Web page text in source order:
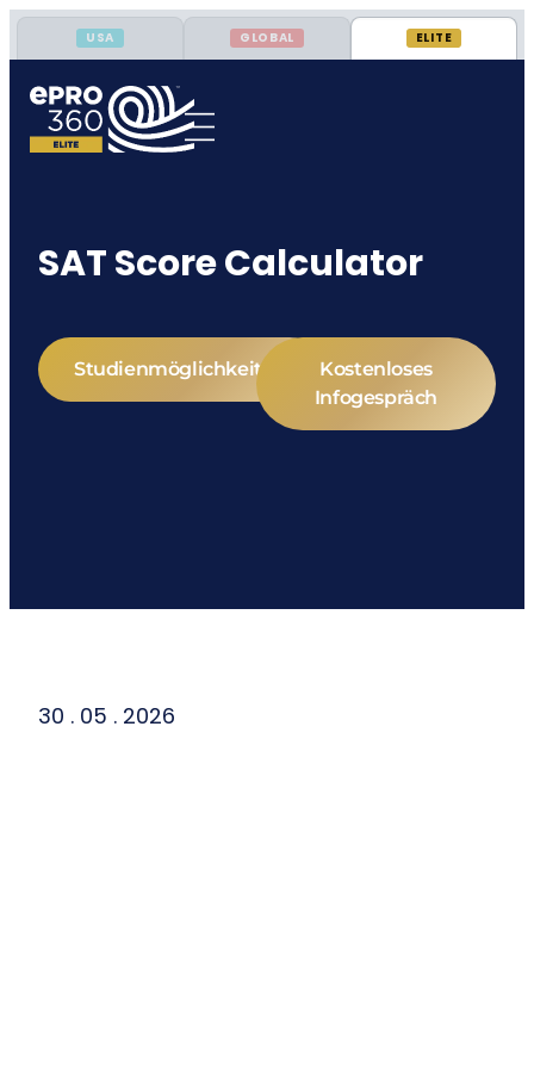
USA GLOBAL ELITE
SAT Score Calculator
Studienmöglichkeiten
Kostenloses
Infogespräch
30 . 05 . 2026